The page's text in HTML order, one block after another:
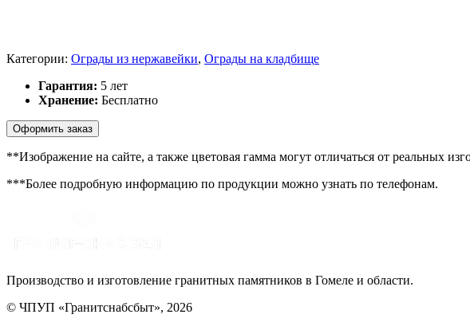
Категории: Ограды из нержавейки, Ограды на кладбище
Гарантия: 5 лет
Хранение: Бесплатно
Оформить заказ
**Изображение на сайте, а также цветовая гамма могут отличаться от реальных
***Более подробную информацию по продукции можно узнать по телефонам.
Производство и изготовление гранитных памятников в Гомеле и области.
© ЧПУП «Гранитснабсбыт», 2026